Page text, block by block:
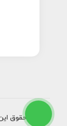
کلیه حقوق